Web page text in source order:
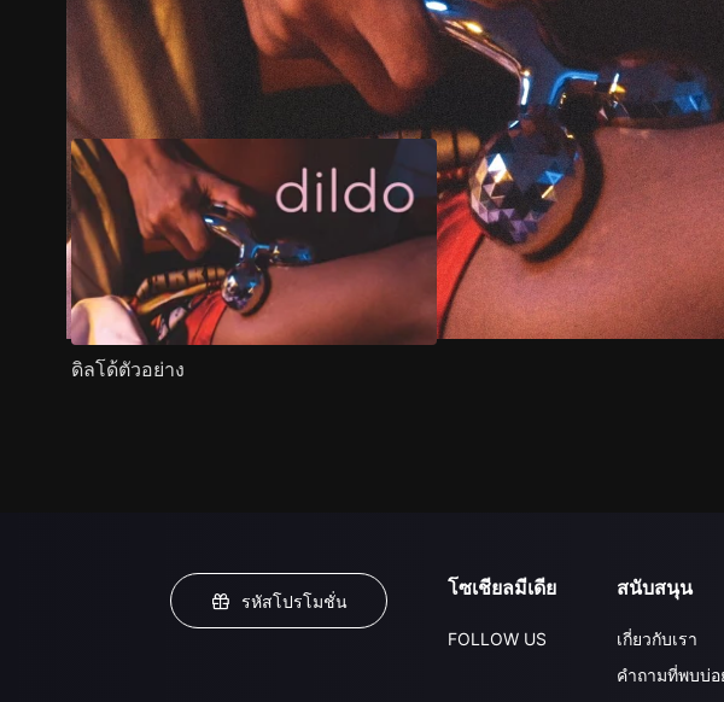
ตัวอย่าง ภาพนิ่ง เนื้อหาที่แนะนำ รายละเอียด
ดิลโด้ตัวอย่าง
รหัสโปรโมชั่น
โซเชียลมีเดีย
FOLLOW US
สนับสนุน
เกี่ยวกับเรา
คำถามที่พบบ่อ